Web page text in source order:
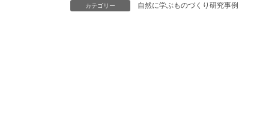
カテゴリー 自然に学ぶものづくり研究事例